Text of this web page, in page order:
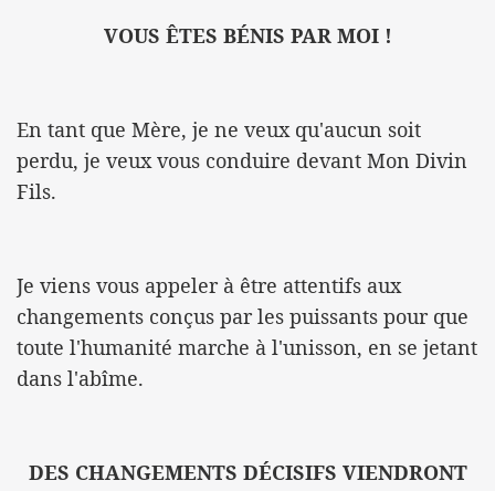
VOUS ÊTES BÉNIS PAR MOI !
En tant que Mère, je ne veux qu'aucun soit
perdu, je veux vous conduire devant Mon Divin
Fils.
Je viens vous appeler à être attentifs aux
changements conçus par les puissants pour que
toute l'humanité marche à l'unisson, en se jetant
dans l'abîme.
DES CHANGEMENTS DÉCISIFS VIENDRONT